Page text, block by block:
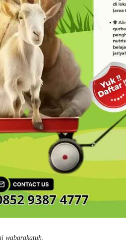
wabarakatuh.